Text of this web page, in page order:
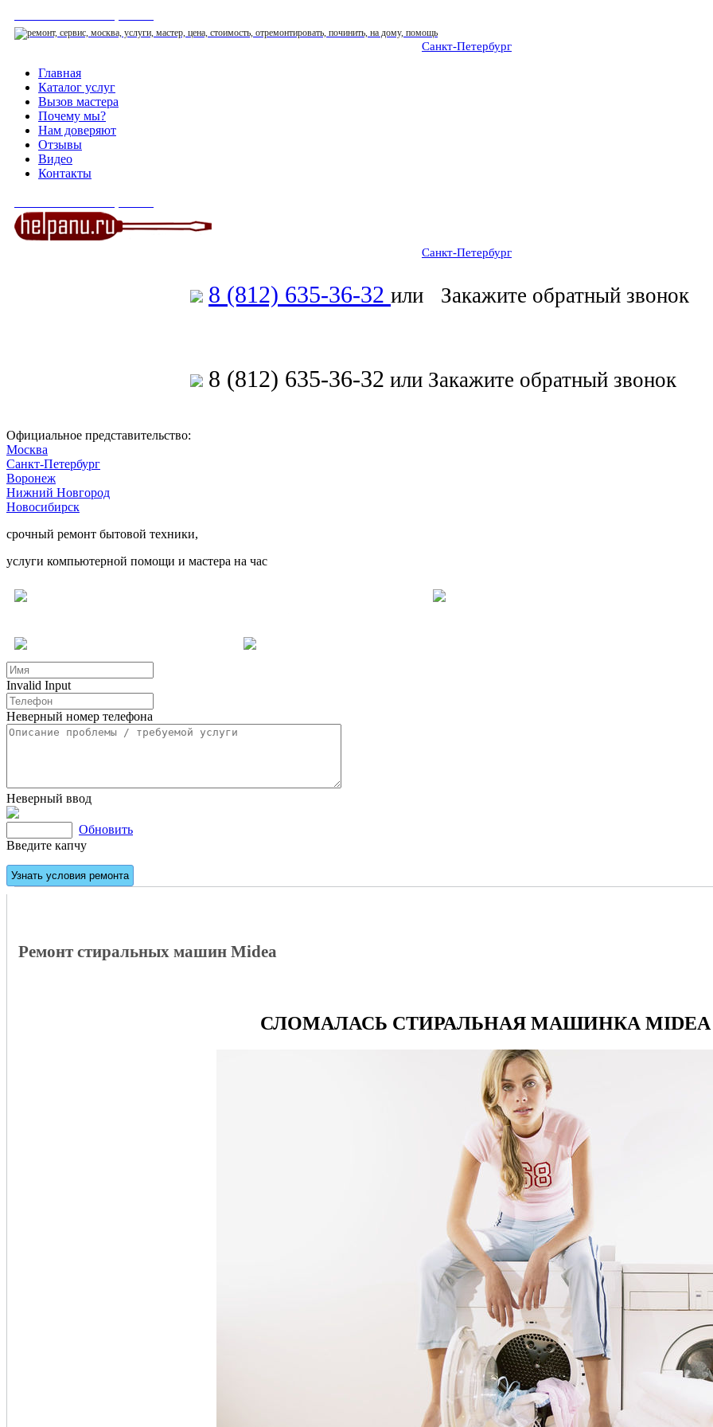
Санкт-Петербург
Главная
Каталог услуг
Вызов мастера
Почему мы?
Нам доверяют
Отзывы
Видео
Контакты
Санкт-Петербург
8 (812) 635-36-32 или Закажите обратный звонок
8 (812) 635-36-32 или Закажите обратный звонок
Официальное представительство:
Москва
Санкт-Петербург
Воронеж
Нижний Новгород
Новосибирск
срочный ремонт бытовой техники,
услуги компьютерной помощи и мастера на час
Invalid Input
Неверный номер телефона
Неверный ввод
Обновить
Введите капчу
Ремонт стиральных машин Midea
СЛОМАЛАСЬ СТИРАЛЬНАЯ МАШИНКА MIDEA